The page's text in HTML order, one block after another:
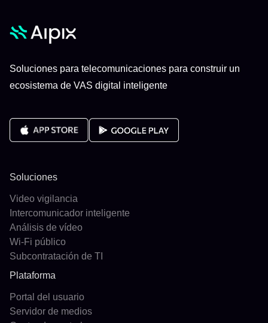
Soluciones para telecomunicaciones para construir un
ecosistema de VAS digital inteligente
Soluciones
Video vigilancia
Intercomunicador inteligente
Análisis de vídeo
Wi-Fi público
Subcontratación de TI
Plataforma
Portal del usuario
Servidor de medios